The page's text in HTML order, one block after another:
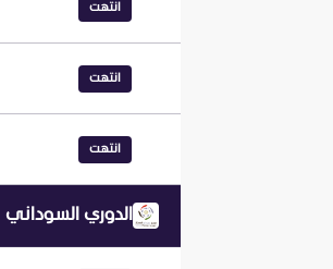
انتهت
انتهت
انتهت
الدوري السوداني